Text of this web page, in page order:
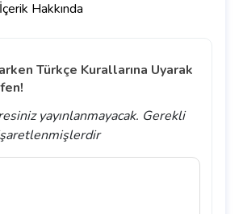
İçerik Hakkında
Türkçe Kurallarına Uyarak
yayınlanmayacak. Gerekli